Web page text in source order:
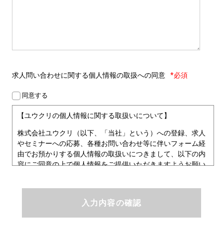
求人問い合わせに関する個人情報の取扱への同意 *必須
同意する
【ユウクリの個人情報に関する取扱いについて】
株式会社ユウクリ（以下、「当社」という）への登録、求人
やセミナーへの応募、各種お問い合わせ等に伴いフォーム経
由でお預かりする個人情報の取扱いにつきまして、以下の内
容にご同意の上で個人情報をご提供いただきますようお願い
ユウクリにおける個人情報保護方針